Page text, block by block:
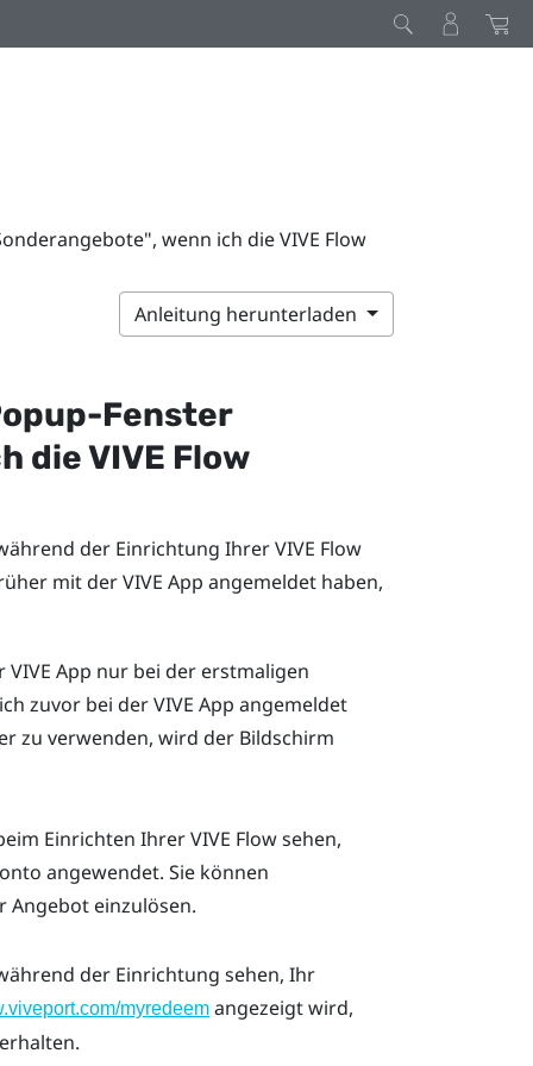
wenn ich die VIVE Flow
Anleitung herunterladen
Fenster
dieVIVE Flow
der Einrichtung IhrerVIVE Flow
mit derVIVE App angemeldet haben,
VIVE App nur bei der erstmaligen
zuvor bei derVIVE App angemeldet
zu verwenden, wird der Bildschirm
Einrichten IhrerVIVE Flowsehen,
angewendet. Sie können
Angebot einzulösen.
der Einrichtung sehen, Ihr
myredeemangezeigt wird,